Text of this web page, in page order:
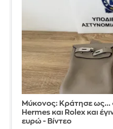
Μύκονος: Κράτησε ως...
Hermes και Rolex και
ευρώ - Βίντεο